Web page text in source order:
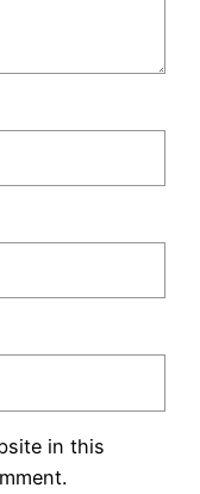
in this